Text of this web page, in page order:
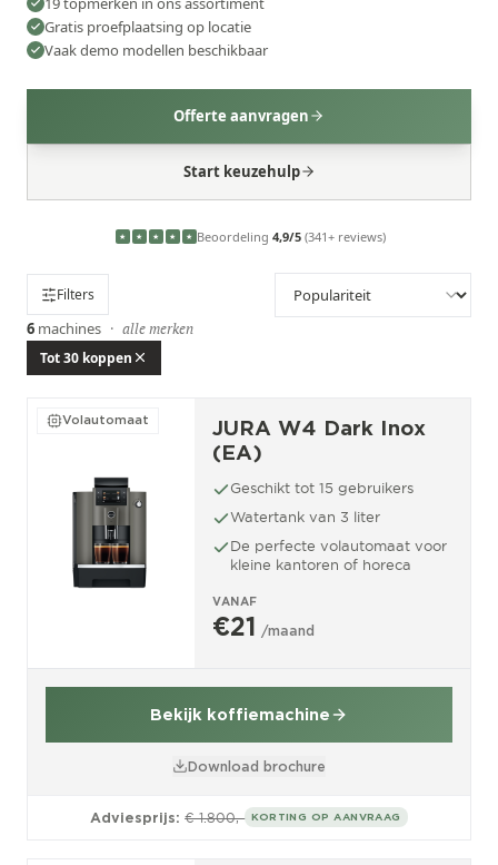
Gratis proefplaatsing op locatie
Vaak demo modellen beschikbaar
Offerte aanvragen
Start keuzehulp
★ ★ ★ ★ ★ Beoordeling 4,9/5(341+ reviews)
Filters
6 machines · alle merken
Tot 30 koppen
Volautomaat
JURA W4 Dark Inox
(EA)
Geschikt tot 15 gebruikers
Watertank van 3 liter
De perfecte volautomaat voor
kleine kantoren of horeca
VANAF
€21 /maand
Bekijk koffiemachine
Download brochure
Adviesprijs: € 1.800,- KORTING OP AANVRAAG